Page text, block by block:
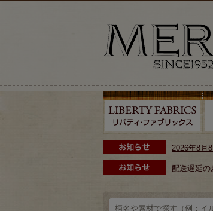
2026年8月
配送遅延の